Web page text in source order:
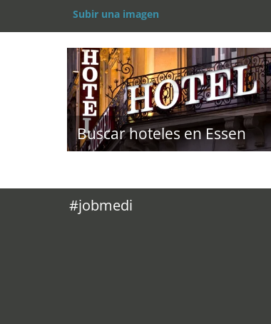
Subir una imagen
Buscar hoteles en Essen
#jobmedi